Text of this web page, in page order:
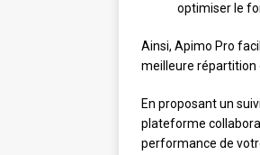
optimiser le
Ainsi, Apimo Pro
meilleure répartition
En proposant un
plateforme
performance de